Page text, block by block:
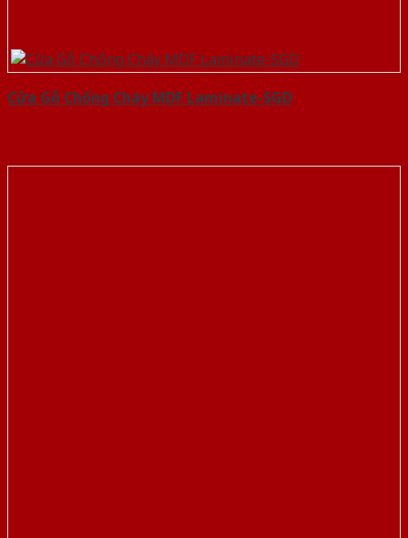
Cửa Gỗ Chống Cháy MDF Laminate-SGD